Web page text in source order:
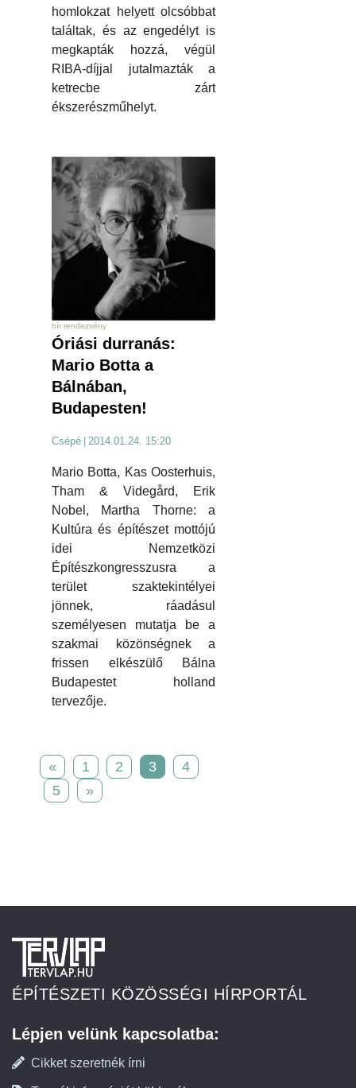
homlokzat helyett olcsóbbat
találtak, és az engedélyt is
megkapták hozzá, végül
RIBA-díjjal jutalmazták a
ketrecbe zárt
ékszerészműhelyt.
hír rendezvény
Óriási durranás:
Mario Botta a
Bálnában,
Budapesten!
Csépé | 2014.01.24. 15:20
Mario Botta, Kas Oosterhuis,
Tham & Videgård, Erik
Nobel, Martha Thorne: a
Kultúra és építészet mottójú
idei Nemzetközi
Építészkongresszusra a
terület szaktekintélyei
jönnek, ráadásul
személyesen mutatja be a
szakmai közönségnek a
frissen elkészülő Bálna
Budapestet holland
tervezője.
« 1 2 3
4
5
»
ÉPÍTÉSZETI KÖZÖSSÉGI HÍRPORTÁL
Lépjen velünk kapcsolatba:
Cikket szeretnék írni